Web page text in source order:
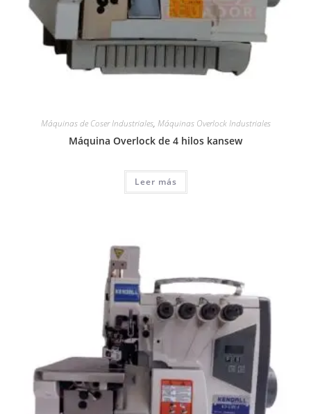
Máquinas de Coser Industriales, Máquinas Overlock Industriales
Máquina Overlock de 4 hilos kansew
Leer más